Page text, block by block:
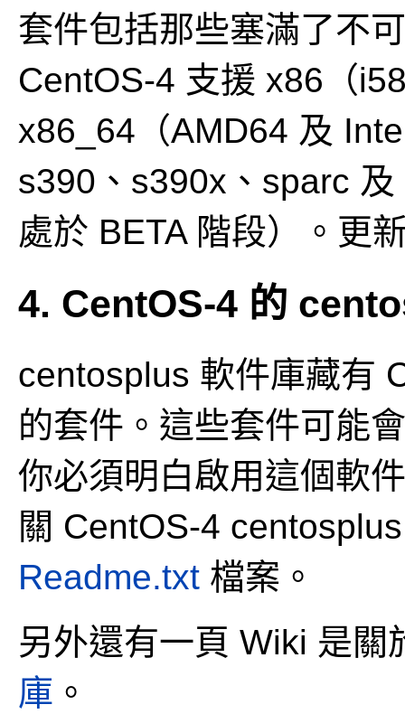
套件包括那些塞滿了不
CentOS-4 支援 x86（
x86_64（AMD64 及
s390、s390x、sparc
處於 BETA 階段）。更
4. CentOS-4 的
centosplus 軟件庫藏有
的套件。這些套件可能
你必須明白啟用這個軟
關 CentOS-4
Readme.txt 檔案。
另外還有一頁 Wiki 是關
庫 。